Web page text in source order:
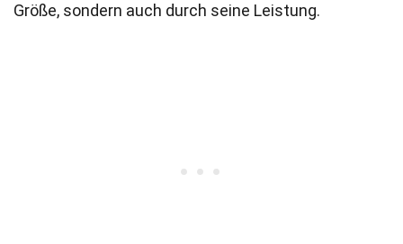
Größe, sondern auch durch seine Leistung.